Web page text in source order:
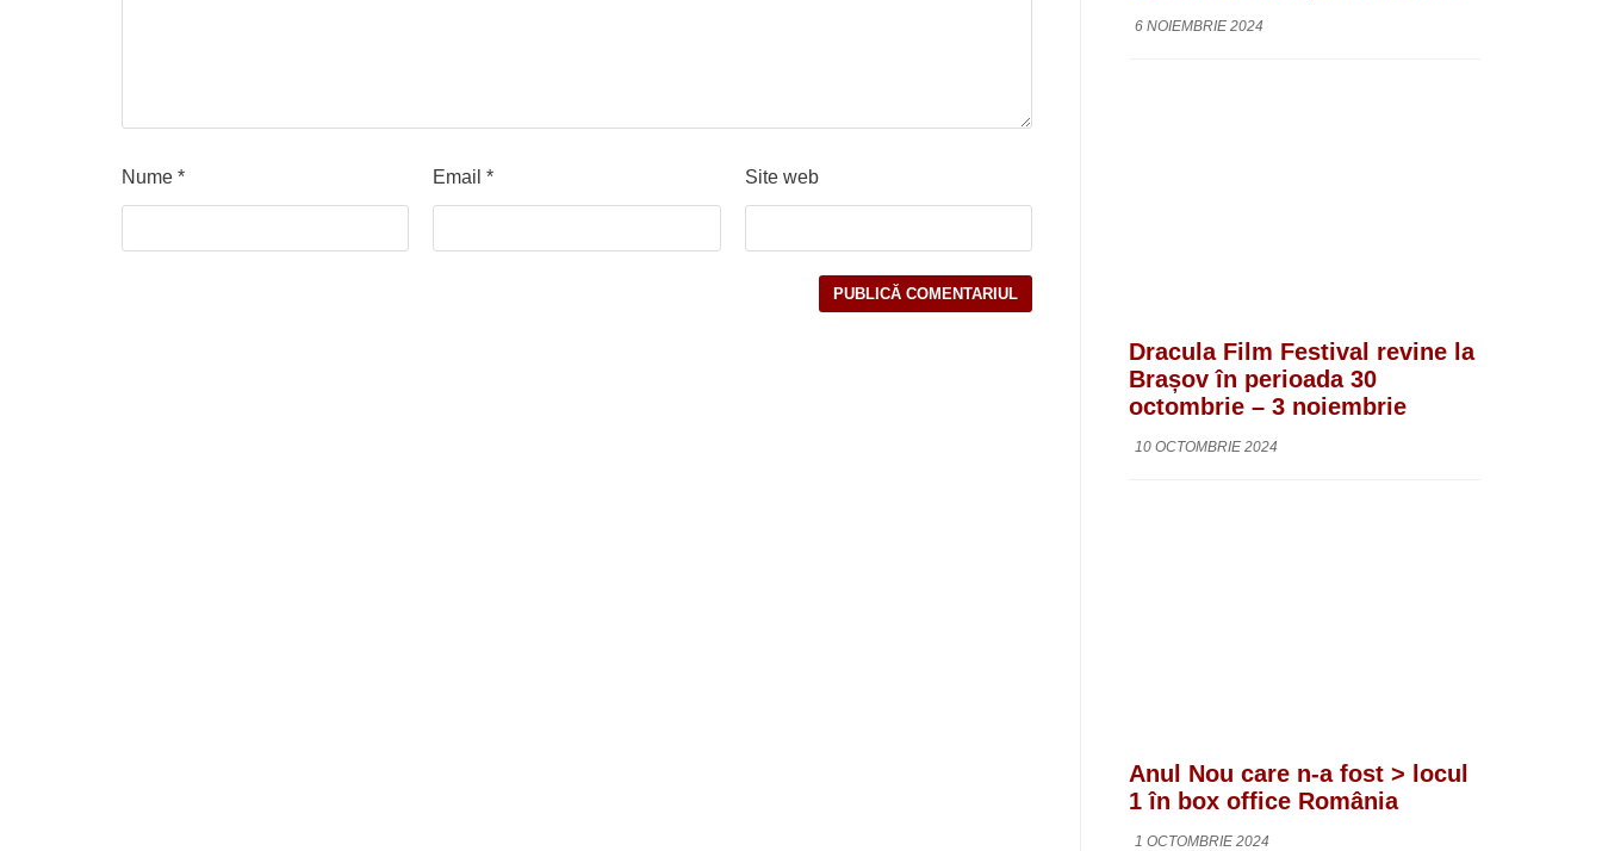
Nume * Email* Site web
6 NOIEMBRIE 2024
Dracula Film Festival revine la
Brașov în perioada 30
octombrie – 3 noiembrie
10 OCTOMBRIE 2024
Anul Nou care n-a fost > locul
1 în box office România
1 OCTOMBRIE 2024